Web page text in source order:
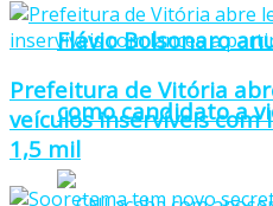
Flávio Bolsonaro
como candidato a
Prefeitura de Vitória
veículos inservíveis com
1,5 mil